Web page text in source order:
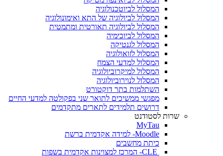
המסלול לביוטכנולוגיה
המסלול לביולוגיה של התא ואימונולוגיה
המסלול לביולוגיה תאורטית ומתמטית
המסלול לביוכימיה
המסלול לגנטיקה
המסלול לזואולוגיה
המסלול למדעי הצמח
המסלול למיקרוביולוגיה
המסלול לנוירוביולוגיה
השתלמות בתר דוקטורט
מפגשי ממשיכים לתואר שני בפקולטה למדעי החיים
דרושים תלמידים לתארים מתקדמים
שרות לסטודנט
MyTau
Moodle- למידה אקדמית ברשת
כיתת מחשבים